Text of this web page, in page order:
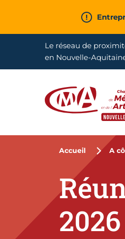
Le réseau de
en Nouvelle-
Accueil A
2026